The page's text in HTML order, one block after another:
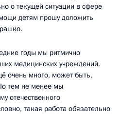
о текущей ситуации в сфере
детям прошу доложить
годы мы ритмично
медицинских учреждений.
очень много, может быть,
тем не менее мы
отечественного
такая работа обязательно